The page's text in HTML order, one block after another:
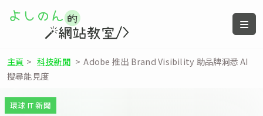
主頁 > 科技新聞 > Adobe 推出 Brand Visibility 助品牌洞悉 AI
搜尋能見度
環球 IT 新聞